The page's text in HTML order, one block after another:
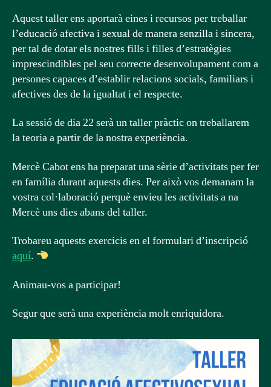
Aquest taller ens aportarà eines i recursos per treballar
l’educació afectiva i sexual de manera senzilla i sincera,
per tal de dotar els nostres fills i filles d’estratègies
imprescindibles pel seu correcte desenvolupament com a
persones capaces d’establir relacions socials, familiars i
afectives des de la igualtat i el respecte.
La sessió de dia 22 serà un taller pràctic on treballarem
la teoria a partir de la nostra experiència.
Mercè Cabot ens ha preparat una sèrie d’activitats per fer
en família durant aquests dies. Per això vos demanam la
vostra col·laboració perquè envieu les activitats a na
Mercè uns dies abans del taller.
Trobareu aquests exercicis en el formulari d’inscripció
aquí.
Animau-vos a participar!
Segur que serà una experiència molt enriquidora.